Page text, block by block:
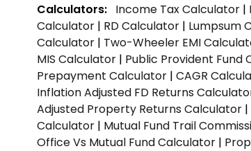
Calculators: Income Tax Calculator |
Calculator | RD Calculator | Lumpsum
Calculator | Two-Wheeler EMI
MIS Calculator | Public Provident Fund
Prepayment Calculator | CAGR
Inflation Adjusted FD Returns
Adjusted Property Returns Calculator |
Calculator | Mutual Fund Trail
Office Vs Mutual Fund Calculator |